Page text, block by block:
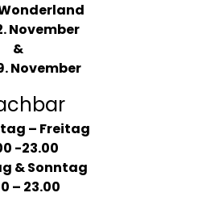
November
&
November
– Freitag
-23.00
& Sonntag
– 23.00